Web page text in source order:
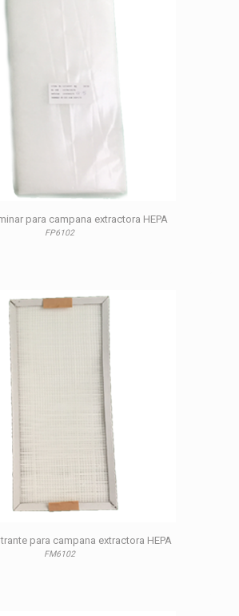
para campana extractora HEPA
FP6102
para campana extractora HEPA
FM6102